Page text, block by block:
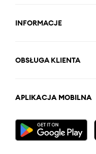
INFORMACJE
OBSŁUGA KLIENTA
APLIKACJA MOBILNA